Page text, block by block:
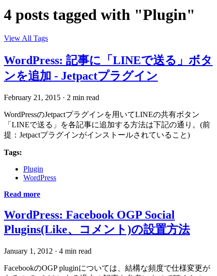
4 posts tagged with "Plugin"
View All Tags
WordPress: 記事に「LINEで送る」ボタ
ンを追加 - Jetpactプラグイン
February 21, 2015 · 2 min read
WordPressのJetpactプラグインを用いてLINEの共有ボタン
「LINEで送る」を各記事に追加する方法は下記の通り。(前
提：Jetpactプラグインがインストールされていること)
Tags:
Plugin
WordPress
Read more
WordPress: Facebook OGP Social
Plugins(Like、コメント)の設置方法
January 1, 2012 · 4 min read
FacebookのOGP pluginについては、結構な頻度で仕様変更が